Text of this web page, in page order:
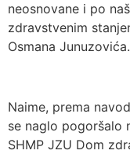
neosnovane i po
zdravstvenim
Osmana Junuzovića.
Naime, prema
se naglo pogoršalo
SHMP JZU Dom